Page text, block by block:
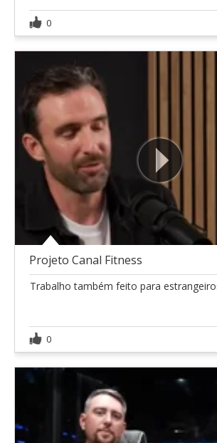
0
Projeto Canal Fitness
Trabalho também feito para
0